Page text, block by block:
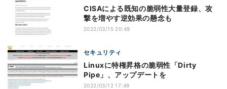
CISAによる既知の脆弱性大量登録、攻
撃を増やす逆効果の懸念も
2022/03/15 20:49
セキュリティ
Linuxに特権昇格の脆弱性「Dirty
Pipe」、アップデートを
2022/03/12 17:49